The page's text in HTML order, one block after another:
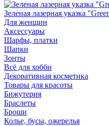
Зеленая лазерная указка
Для женщин
Аксессуары
Шарфы, платки
Шапки
Зонты
Всё для хобби
Декоративная косметика
Товары для красоты
Бижутерия
Браслеты
Броши
Колье, бусы, ожерелья